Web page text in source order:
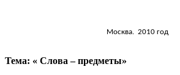
Москва. 2010 год
Тема: « Слова – предметы»